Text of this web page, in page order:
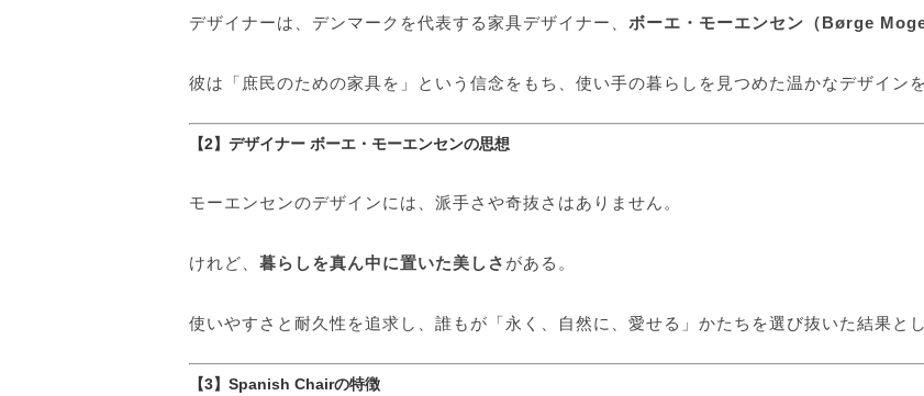
デザイナーは、デンマークを代表する家具デザイナー、 ボーエ・モーエンセン（Børge
彼は「庶民のための家具を」という信念をもち、使い手の暮らしを見つめた温かなデザイン
【2】デザイナー ボーエ・モーエンセンの思想
モーエンセンのデザインには、派手さや奇抜さはありません。
けれど、 暮らしを真ん中に置いた美しさ がある。
使いやすさと耐久性を追求し、誰もが「永く、自然に、愛せる」かたちを選び抜いた結果と
【3】Spanish Chairの特徴